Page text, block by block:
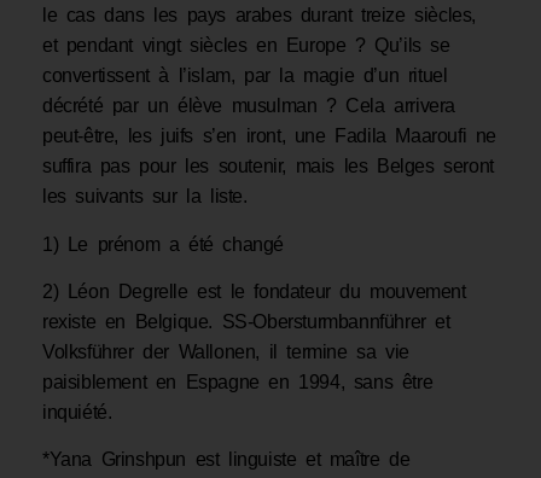
le cas dans les pays arabes durant treize siècles,
et pendant vingt siècles en Europe ? Qu’ils se
convertissent à l’islam, par la magie d’un rituel
décrété par un élève musulman ? Cela arrivera
peut-être, les juifs s’en iront, une Fadila Maaroufi ne
suffira pas pour les soutenir, mais les Belges seront
les suivants sur la liste.
1) Le prénom a été changé
2) Léon Degrelle est le fondateur du mouvement
rexiste en Belgique. SS-Obersturmbannführer et
Volksführer der Wallonen, il termine sa vie
paisiblement en Espagne en 1994, sans être
inquiété.
*Yana Grinshpun est linguiste et maître de